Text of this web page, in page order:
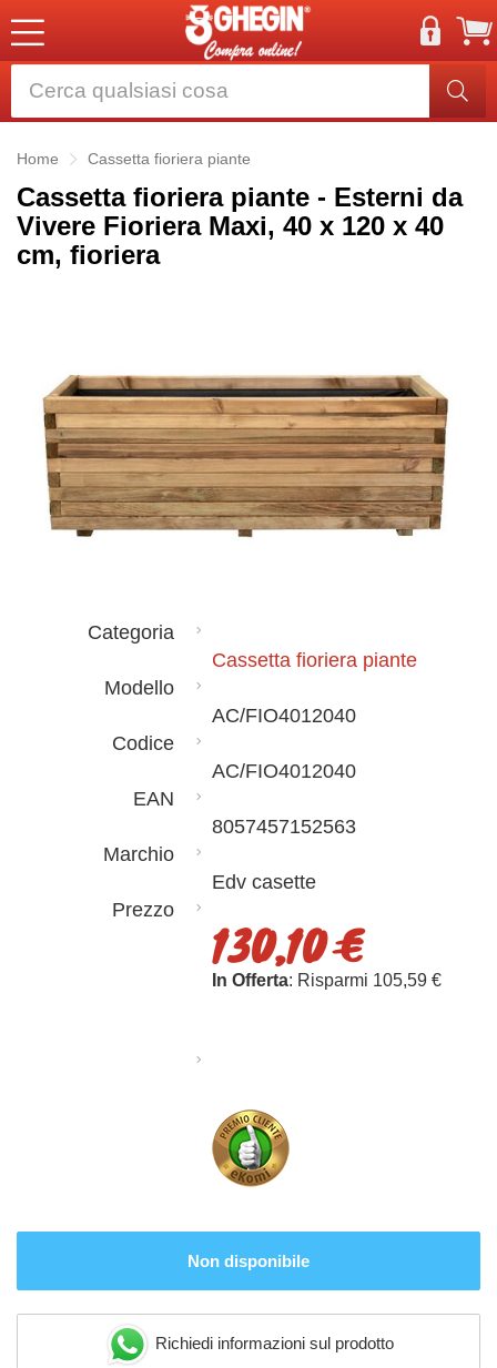
Home Cassetta fioriera piante
Cassetta fioriera piante - Esterni da
Vivere Fioriera Maxi, 40 x 120 x 40
cm, fioriera
Categoria
Cassetta fioriera piante
Modello
AC/FIO4012040
Codice
AC/FIO4012040
EAN
8057457152563
Marchio
Edv casette
Prezzo
130,10 €
In Offerta: Risparmi 105,59 €
Non disponibile
Richiedi informazioni sul prodotto